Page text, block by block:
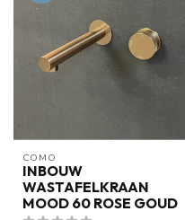
COMO
INBOUW
WASTAFELKRAAN
MOOD 60 ROSE GOUD